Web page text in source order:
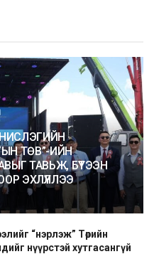
ТӨВ”-ИЙН
ТАВЬЖ, БҮТЭЭН
ЭХЛҮҮЛЛЭЭ
“нэрлэж” Төрийн
нүүрстэй хутгасангүй